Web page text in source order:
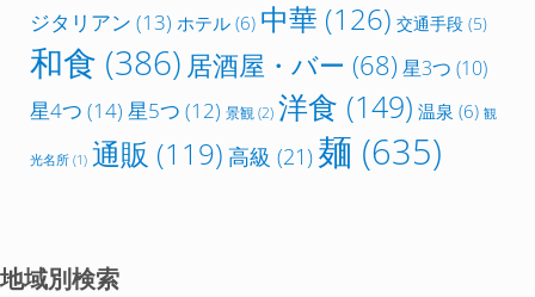
ジタリアン (13) ホテル(6) 中華 (126) 交通手段(5)
和食 (386) 居酒屋・バー (68) 星3つ (10)
星4つ (14) 星5つ (12) 景観(2) 洋食 (149) 温泉 (6) 観
光名所(1) 通販 (119) 高級 (21) 麺 (635)
地域別検索